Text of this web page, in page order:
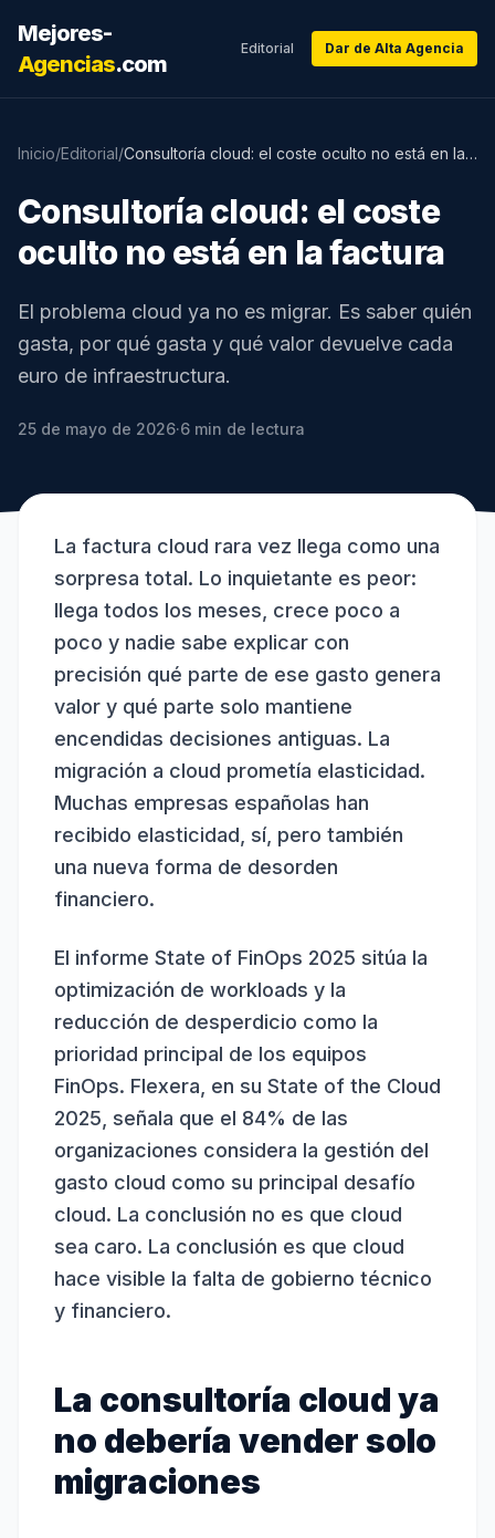
Mejores-
Agencias.com
Editorial Dar de Alta Agencia
Inicio/Editorial/ Consultoría cloud: el coste oculto no está en la factura
Consultoría cloud: el coste
oculto no está en la factura
El problema cloud ya no es migrar. Es saber quién
gasta, por qué gasta y qué valor devuelve cada
euro de infraestructura.
25 de mayo de 2026·6 min de lectura
La factura cloud rara vez llega como una
sorpresa total. Lo inquietante es peor:
llega todos los meses, crece poco a
poco y nadie sabe explicar con
precisión qué parte de ese gasto genera
valor y qué parte solo mantiene
encendidas decisiones antiguas. La
migración a cloud prometía elasticidad.
Muchas empresas españolas han
recibido elasticidad, sí, pero también
una nueva forma de desorden
financiero.
El informe State of FinOps 2025 sitúa la
optimización de workloads y la
reducción de desperdicio como la
prioridad principal de los equipos
FinOps. Flexera, en su State of the Cloud
2025, señala que el 84% de las
organizaciones considera la gestión del
gasto cloud como su principal desafío
cloud. La conclusión no es que cloud
sea caro. La conclusión es que cloud
hace visible la falta de gobierno técnico
y financiero.
La consultoría cloud ya
no debería vender solo
migraciones